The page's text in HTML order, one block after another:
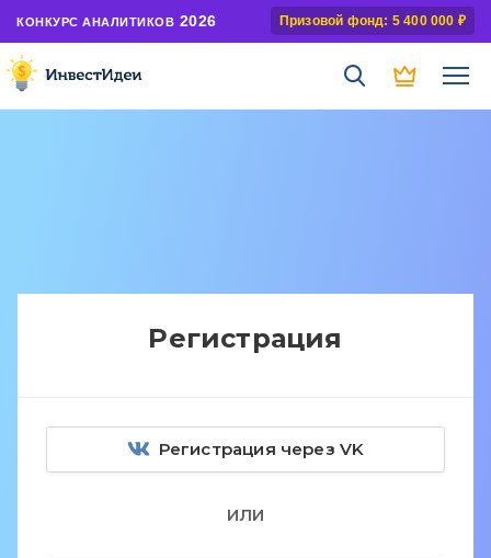
КОНКУРС АНАЛИТИКОВ 2026 Призовой фонд: 5 400 000 ₽
Регистрация
Регистрация через VK
ИЛИ